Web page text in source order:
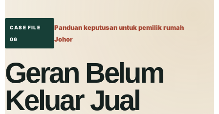
Panduan keputusan untuk pemilik rumah
Johor
Geran Belum
Keluar Jual